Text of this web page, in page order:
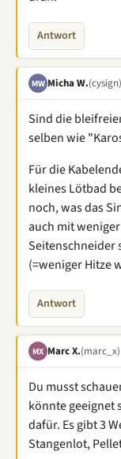
Antwort
MW Micha W.(cysign)
Sind die
selben wie
Für die
kleines Lötbad
noch, was das
auch mit
Seitenschneider
(=weniger Hitze
Antwort
MX Marc X.(marc_x)
Du musst
könnte geeignet
dafür. Es gibt 3
Stangenlot,